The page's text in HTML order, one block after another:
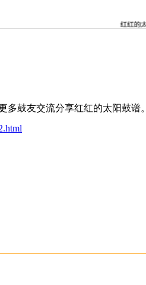
多鼓友交流分享红红的太阳鼓谱。